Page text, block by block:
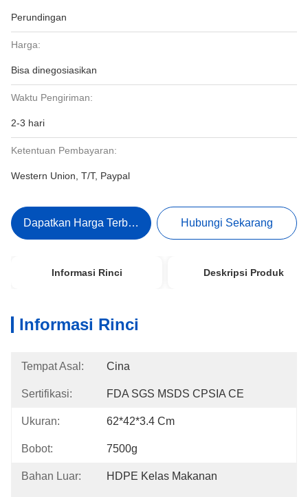
Perundingan
Harga:
Bisa dinegosiasikan
Waktu Pengiriman:
2-3 hari
Ketentuan Pembayaran:
Western Union, T/T, Paypal
Dapatkan Harga Terbaik Hubungi Sekarang
Informasi Rinci Deskripsi Produk
Informasi Rinci
Tempat Asal: Cina
Sertifikasi: FDA SGS MSDS CPSIA CE
Ukuran: 62*42*3.4 Cm
Bobot: 7500g
Bahan Luar: HDPE Kelas Makanan